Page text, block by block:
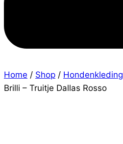
Home / Shop / Hondenkleding
Brilli – Truitje Dallas Rosso